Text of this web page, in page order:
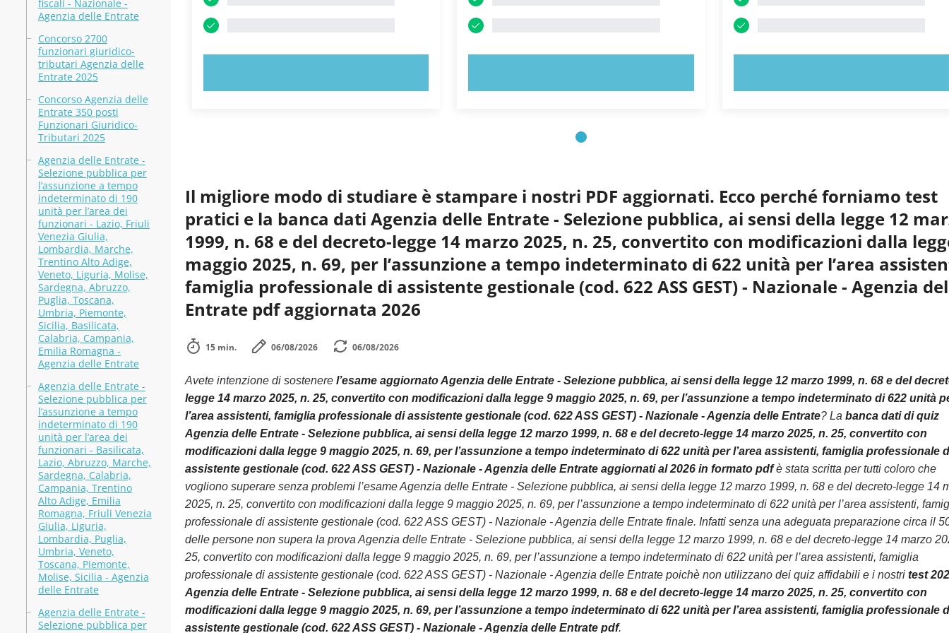
fiscali - Nazionale -
Agenzia delle Entrate
Concorso 2700
funzionari giuridico-
tributari Agenzia delle
Entrate 2025
Concorso Agenzia delle
Entrate 350 posti
Funzionari Giuridico-
Tributari 2025
Agenzia delle Entrate -
Selezione pubblica per
l’assunzione a tempo
indeterminato di 190
unità per l’area dei
funzionari - Lazio, Friuli
Venezia Giulia,
Lombardia, Marche,
Trentino Alto Adige,
Veneto, Liguria, Molise,
Sardegna, Abruzzo,
Puglia, Toscana,
Umbria, Piemonte,
Sicilia, Basilicata,
Calabria, Campania,
Emilia Romagna -
Agenzia delle Entrate
Agenzia delle Entrate -
Selezione pubblica per
l’assunzione a tempo
indeterminato di 190
unità per l’area dei
funzionari - Basilicata,
Lazio, Abruzzo, Marche,
Sardegna, Calabria,
Campania, Trentino
Alto Adige, Emilia
Romagna, Friuli Venezia
Giulia, Liguria,
Lombardia, Puglia,
Umbria, Veneto,
Toscana, Piemonte,
Molise, Sicilia - Agenzia
delle Entrate
Agenzia delle Entrate -
Selezione pubblica per
Il migliore modo di studiare è stampare i nostri PDF aggiornati. Ecco perché forniamo test
pratici e la banca dati Agenzia delle Entrate - Selezione pubblica, ai sensi della legge 12
1999, n. 68 e del decreto-legge 14 marzo 2025, n. 25, convertito con modificazioni dalla
maggio 2025, n. 69, per l’assunzione a tempo indeterminato di 622 unità per l’area
famiglia professionale di assistente gestionale (cod. 622 ASS GEST) - Nazionale - Agenzia
Entrate pdf aggiornata 2026
15 min. 06/08/2026 06/08/2026
Avete intenzione di sostenere l’esame aggiornato Agenzia delle Entrate - Selezione pubblica, ai sensi della legge 12 marzo 1999, n. 68 e del
legge 14 marzo 2025, n. 25, convertito con modificazioni dalla legge 9 maggio 2025, n. 69, per l’assunzione a tempo indeterminato di 622 unità
l’area assistenti, famiglia professionale di assistente gestionale (cod. 622 ASS GEST) - Nazionale - Agenzia delle Entrate? La banca dati di quiz
Agenzia delle Entrate - Selezione pubblica, ai sensi della legge 12 marzo 1999, n. 68 e del decreto-legge 14 marzo 2025, n. 25, convertito con
modificazioni dalla legge 9 maggio 2025, n. 69, per l’assunzione a tempo indeterminato di 622 unità per l’area assistenti, famiglia professionale
assistente gestionale (cod. 622 ASS GEST) - Nazionale - Agenzia delle Entrate aggiornati al 2026 in formato pdfè stata scritta per tutti coloro che
vogliono superare senza problemi l’esame Agenzia delle Entrate - Selezione pubblica, ai sensi della legge 12 marzo 1999, n. 68 e del decreto-legge 14
2025, n. 25, convertito con modificazioni dalla legge 9 maggio 2025, n. 69, per l’assunzione a tempo indeterminato di 622 unità per l’area assistenti,
professionale di assistente gestionale (cod. 622 ASS GEST) - Nazionale - Agenzia delle Entrate finale. Infatti senza una adeguata preparazione circa il
delle persone non supera la prova Agenzia delle Entrate - Selezione pubblica, ai sensi della legge 12 marzo 1999, n. 68 e del decreto-legge 14 marzo
25, convertito con modificazioni dalla legge 9 maggio 2025, n. 69, per l’assunzione a tempo indeterminato di 622 unità per l’area assistenti, famiglia
professionale di assistente gestionale (cod. 622 ASS GEST) - Nazionale - Agenzia delle Entrate poichè non utilizzano dei quiz affidabili e i nostri test
Agenzia delle Entrate - Selezione pubblica, ai sensi della legge 12 marzo 1999, n. 68 e del decreto-legge 14 marzo 2025, n. 25, convertito con
modificazioni dalla legge 9 maggio 2025, n. 69, per l’assunzione a tempo indeterminato di 622 unità per l’area assistenti, famiglia professionale
assistente gestionale (cod. 622 ASS GEST) - Nazionale - Agenzia delle Entrate pdf.